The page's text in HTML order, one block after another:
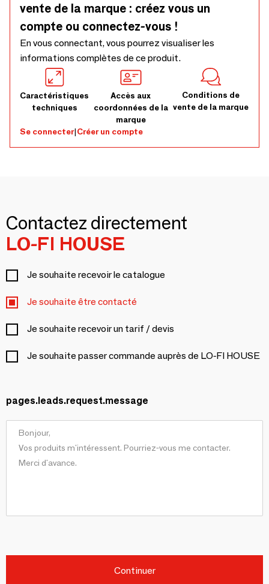
vente de la marque : créez vous un
compte ou connectez-vous !
En vous connectant, vous pourrez visualiser les
informations complètes de ce produit.
Caractéristiques
techniques
Accès aux
coordonnées de la
marque
Conditions de
vente de la marque
Se connecter|Créer un compte
Contactez directement
LO-FI HOUSE
Je souhaite recevoir le catalogue
Je souhaite être contacté
Je souhaite recevoir un tarif / devis
Je souhaite passer commande auprès de LO-FI HOUSE
pages.leads.request.message
Continuer